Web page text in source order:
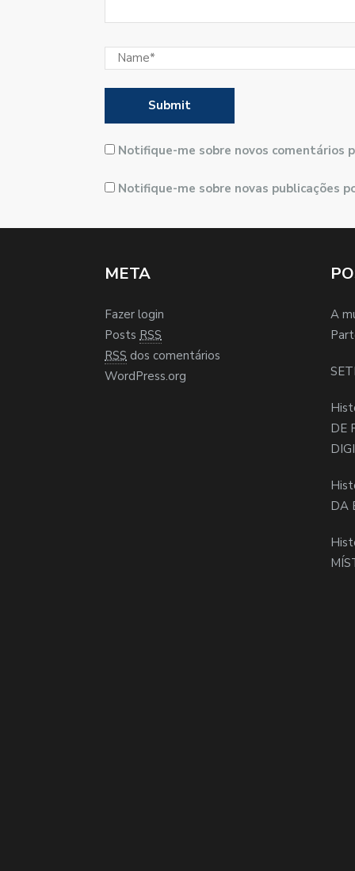
Notifique-me sobre novos comentários
Notifique-me sobre novas publicações
META
Fazer login
Posts RSS
RSS dos comentários
WordPress.org
A
DE
DA